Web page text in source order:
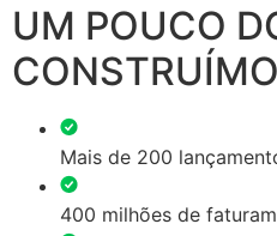
UM POUCO
Mais de 200
400 milhões de